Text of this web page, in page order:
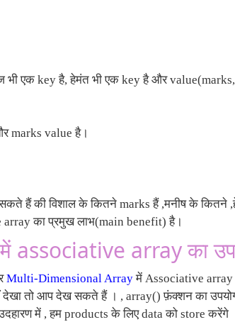
भी एक key है, हेमंत भी एक key है और
marks value है।
सकते हैं की विशाल के कितने marks हैं ,मनीष के कितने
का प्रमुख लाभ(main benefit) है।
array का
Multi-Dimensional Arrayमें Associative array
देखा तो आप देख सकते हैं । , array() फ़ंक्शन का
उदहारण में , हम products के लिए data को store